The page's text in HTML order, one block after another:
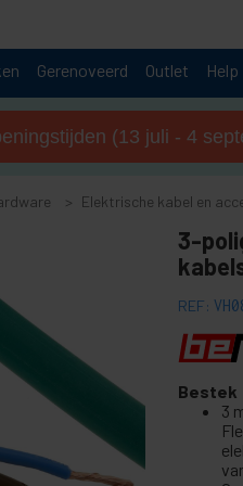
Gerenoveerd Outlet Help
(13 juli - 4
Elektrische kabel en
3-
REF:
Bestek
3